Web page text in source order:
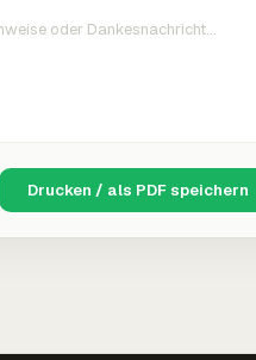
Drucken / als PDF speichern